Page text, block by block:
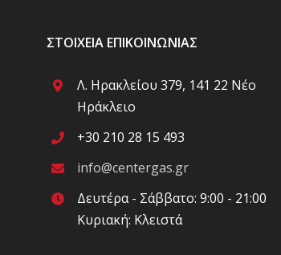
ΣΤΟΙΧΕΊΑ ΕΠΙΚΟΙΝΩΝΊΑΣ
Λ. Ηρακλείου 379, 141 22 Νέο
Ηράκλειο
+30 210 28 15 493
info@centergas.gr
Δευτέρα - Σάββατο: 9:00 - 21:00
Κυριακή: Κλειστά